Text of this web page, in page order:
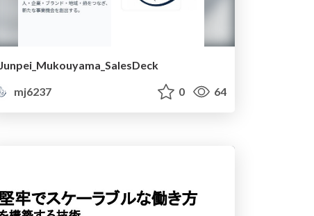
Junpei_Mukouyama_SalesDeck
mj6237
0 64